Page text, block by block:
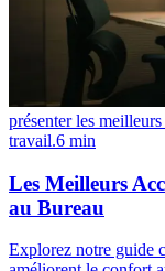
présenter les
travail.6 min
Les Meilleurs
au Bureau
Explorez notre guide